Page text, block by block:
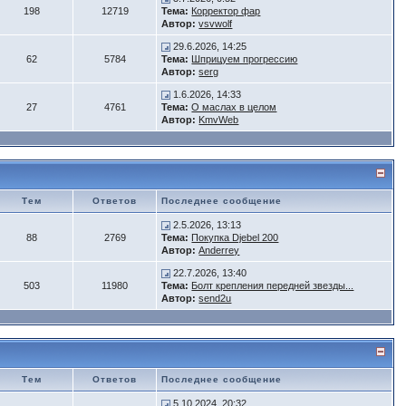
198 12719
Тема: Корректор фар
Автор: vsvwolf
62 5784
29.6.2026, 14:25
Тема: Шприцуем прогрессию
Автор: serg
27 4761
1.6.2026, 14:33
Тема: О маслах в целом
Автор: KmvWeb
Тем Ответов Последнее сообщение
88 2769
2.5.2026, 13:13
Тема: Покупка Djebel 200
Автор: Anderrey
503 11980
22.7.2026, 13:40
Тема: Болт крепления передней звезды...
Автор: send2u
Тем Ответов Последнее сообщение
5.10.2024, 20:32